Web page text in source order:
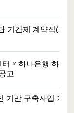
기간제 계약직(사
× 하나은행 하나
고
기반 구축사업 기